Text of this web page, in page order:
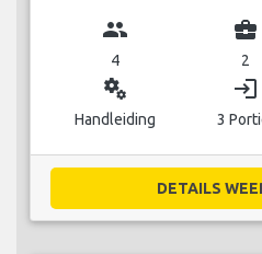
group
4
business_center
2
miscellaneous_services
Handleiding
login
3
DETAILS